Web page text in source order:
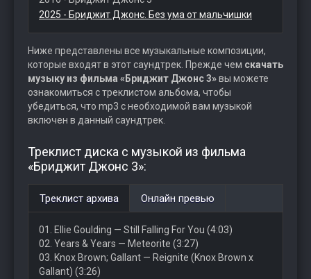
2025 - Бриджит Джонс. Без ума от мальчишки
Ниже представлены все музыкальные композиции,
которые входят в этот саундтрек. Прежде чем скачать
музыку из фильма «Бриджит Джонс 3»вы можете
ознакомиться с треклистом альбома, чтобы
убедиться, что mp3 с необходимой вам музыкой
включен в данный саундтрек.
Треклист диска с музыкой из фильма
«Бриджит Джонс 3»:
Треклист архива Онлайн превью
01. Ellie Goulding — Still Falling For You (4:03)
02. Years & Years — Meteorite (3:27)
03. Knox Brown; Gallant — Reignite (Knox Brown x
Gallant) (3:26)